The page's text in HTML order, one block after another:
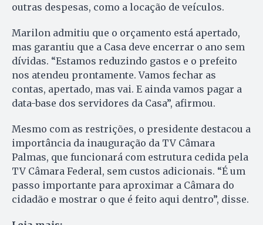
outras despesas, como a locação de veículos.
Marilon admitiu que o orçamento está apertado,
mas garantiu que a Casa deve encerrar o ano sem
dívidas. “Estamos reduzindo gastos e o prefeito
nos atendeu prontamente. Vamos fechar as
contas, apertado, mas vai. E ainda vamos pagar a
data-base dos servidores da Casa”, afirmou.
Mesmo com as restrições, o presidente destacou a
importância da inauguração da TV Câmara
Palmas, que funcionará com estrutura cedida pela
TV Câmara Federal, sem custos adicionais. “É um
passo importante para aproximar a Câmara do
cidadão e mostrar o que é feito aqui dentro”, disse.